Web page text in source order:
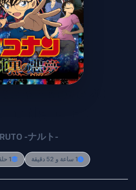
Movie 20:
-ナルト-
1 ساعة و 52 دقيقة 1 حلقة